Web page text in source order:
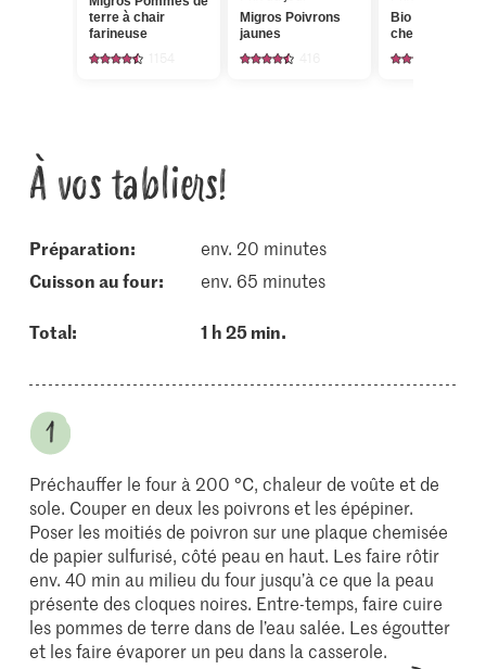
terre à chair
farineuse
Migros Poivrons
jaunes
Bio Omble
chevalier
À vos tabliers!
Préparation:
env. 20 minutes
cuisson au four:
env. 65 minutes
Total: 1 h 25 min.
Préchauffer le four à 200 °C, chaleur de voûte et de
sole. Couper en deux les poivrons et les épépiner.
Poser les moitiés de poivron sur une plaque chemisée
de papier sulfurisé, côté peau en haut. Les faire rôtir
env. 40 min au milieu du four jusqu’à ce que la peau
présente des cloques noires. Entre-temps, faire cuire
les pommes de terre dans de l’eau salée. Les égoutter
et les faire évaporer un peu dans la casserole.